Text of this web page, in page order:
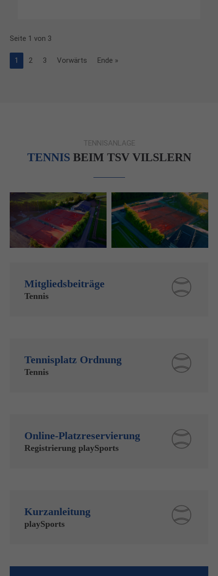
Seite 1 von 3
1 2 3 Vorwärts Ende »
TENNISANLAGE
TENNISBEIM TSV VILSLERN
Mitgliedsbeiträge
Tennis
Tennisplatz Ordnung
Tennis
Online-Platzreservierung
Registrierung playSports
Kurzanleitung
playSports